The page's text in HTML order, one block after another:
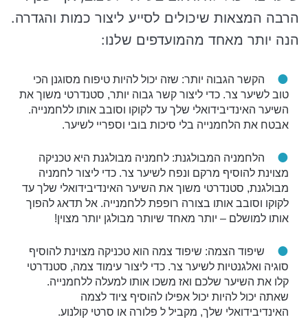
הרבה המצאות שיכולים לסייע ליצור כמות והגדרה.
הנה יותר מאחד מהמועדפים שלנו:
הקשר הגבוה יותר: שזה יכול להיות טיפוח מסוגנן הכי
טוב לשיער צר. כדי ליצור קשר גבוה יותר, סטנדרטי משוך את
השיער האינדיבידואלי שלך עד לקוקו וסובב אותו ללחמנייה.
אבטח את הלחמנייה בלי סיכות בובי וספריי לשיער.
הלחמניה המבולגנת: לחמניה מבולגנת היא טכניקה
מצוינת להוסיף מרקם ונפח לשיער צר. כדי ליצור לחמניה
מבולגנת, סטנדרטי משוך את השיער האינדיבידואלי שלך עד
לקוקו וסובב אותו בצורה רופפת ללחמנייה. אל תדאג להפוך
אותו למושלם – יותר מאחד שיותר מבולגן יותר מצוין!
שיפוד הצמה: שיפוד צמה הוא טכניקה מצוינת להוסיף
סוגיה ואלגנטיות לשיער צר. כדי ליצור עימוד צמה, סטנדרטי
קלו את השיער שלכם ואז משכו אותו למעלה ללחמנייה.
שאתה יכול להיות יכול אפילו להוסיף ציוד לצמה
האינדיבידואלי שלך, מקביל ל פלורה או סרטי קולנוע.